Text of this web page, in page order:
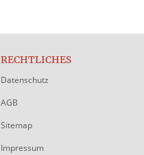
RECHTLICHES
Datenschutz
AGB
Sitemap
Impressum